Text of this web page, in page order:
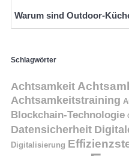
Warum sind Outdoor-
Schlagwörter
Achtsamkeit
Achtsamkeitstraining
Blockchain-Technologie
Datensicherheit
Digitalisierung